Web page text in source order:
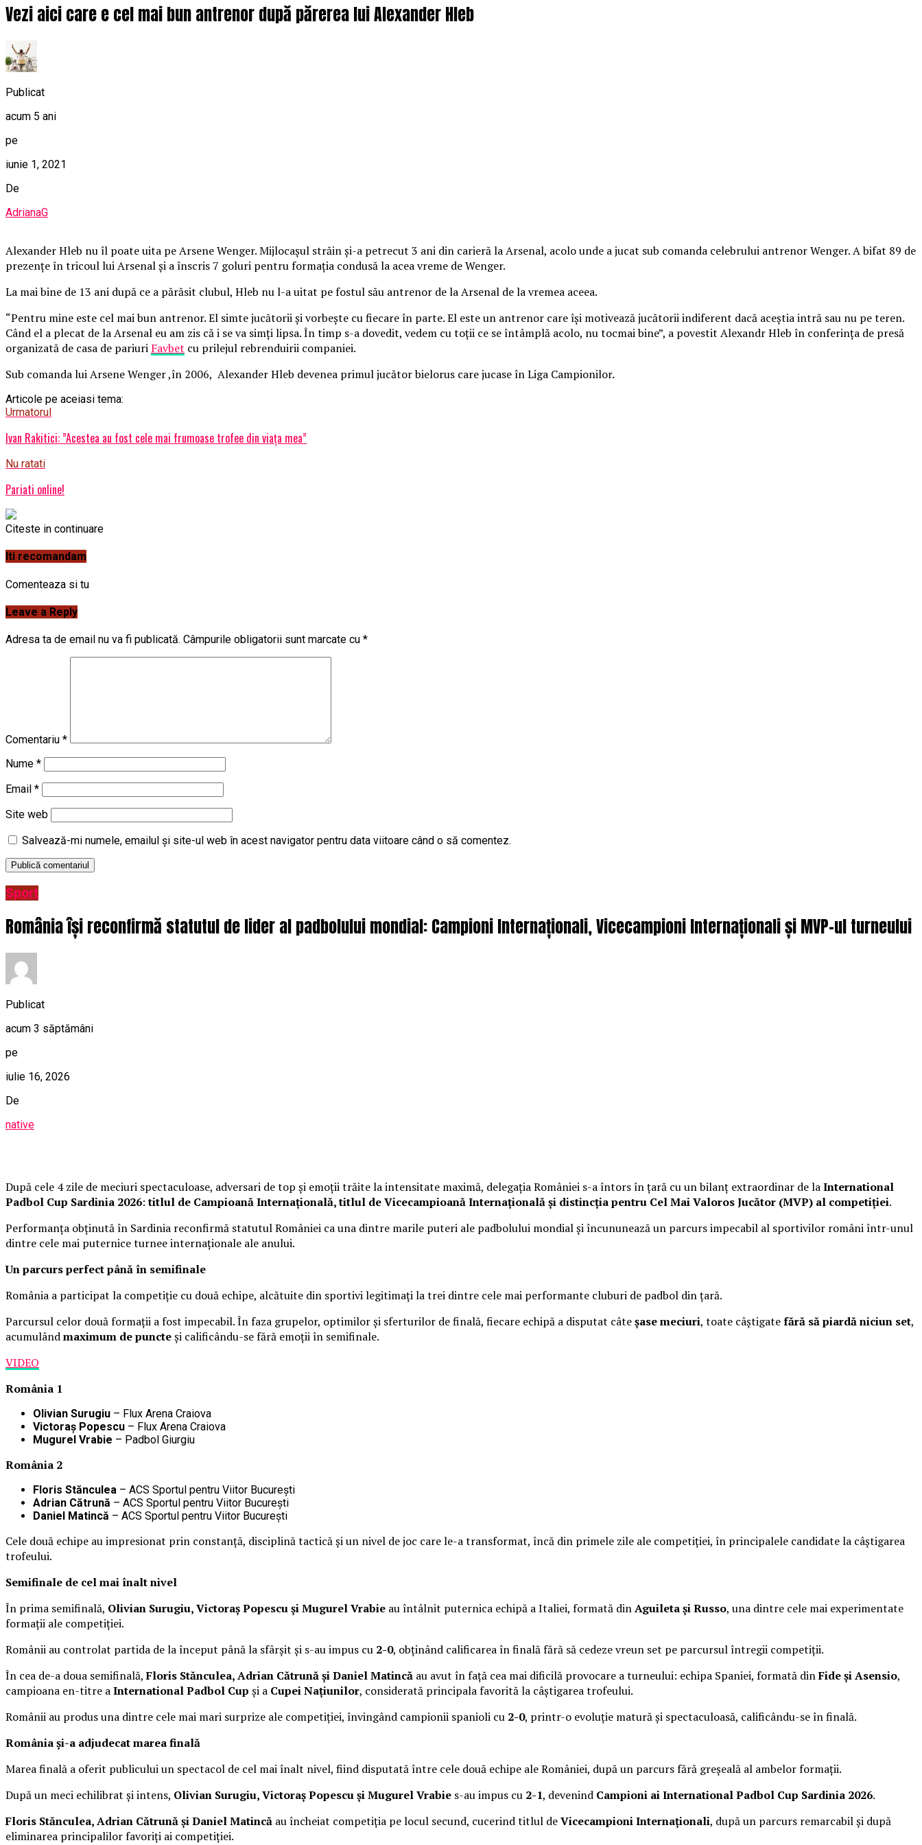
Vezi aici care e cel mai bun antrenor după părerea lui Alexander Hleb
Publicat
acum 5 ani
pe
iunie 1, 2021
De
AdrianaG
Alexander Hleb nu îl poate uita pe Arsene Wenger. Mijlocașul străin și-a petrecut 3 ani din carieră la Arsenal, acolo unde a jucat sub comanda celebrului antrenor Wenger. A bifat 89 de
prezențe în tricoul lui Arsenal și a înscris 7 goluri pentru formația condusă la acea vreme de Wenger.
La mai bine de 13 ani după ce a părăsit clubul, Hleb nu l-a uitat pe fostul său antrenor de la Arsenal de la vremea aceea.
“Pentru mine este cel mai bun antrenor. El simte jucătorii și vorbește cu fiecare în parte. El este un antrenor care își motivează jucătorii indiferent dacă aceștia intră sau nu pe teren.
Când el a plecat de la Arsenal eu am zis că i se va simți lipsa. În timp s-a dovedit, vedem cu toții ce se întâmplă acolo, nu tocmai bine”, a povestit Alexandr Hleb în conferința de presă
organizată de casa de pariuri Favbet cu prilejul rebrenduirii companiei.
Sub comanda lui Arsene Wenger ,în 2006, Alexander Hleb devenea primul jucător bielorus care jucase în Liga Campionilor.
Articole pe aceiasi tema:
Urmatorul
Ivan Rakitici: ”Acestea au fost cele mai frumoase trofee din viața mea”
Nu ratati
Pariati online!
Citeste in continuare
Iti recomandam
Comenteaza si tu
Leave a Reply
Adresa ta de email nu va fi publicată. Câmpurile obligatorii sunt marcate cu *
Comentariu *
Nume *
Email *
Site web
Salvează-mi numele, emailul și site-ul web în acest navigator pentru data viitoare când o să comentez.
Sport
România își reconfirmă statutul de lider al padbolului mondial: Campioni Internaționali, Vicecampioni Internaționali și MVP-ul turneului
Publicat
acum 3 săptămâni
pe
iulie 16, 2026
De
native
După cele 4 zile de meciuri spectaculoase, adversari de top și emoții trăite la intensitate maximă, delegația României s-a întors în țară cu un bilanț extraordinar de laInternational
Padbol Cup Sardinia 2026:titlul de Campioană Internațională, titlul de Vicecampioană Internațională și distincția pentru Cel Mai Valoros Jucător (MVP) al competiției.
Performanța obținută în Sardinia reconfirmă statutul României ca una dintre marile puteri ale padbolului mondial și încununează un parcurs impecabil al sportivilor români într-unul
dintre cele mai puternice turnee internaționale ale anului.
Un parcurs perfect până în semifinale
România a participat la competiție cu două echipe, alcătuite din sportivi legitimați la trei dintre cele mai performante cluburi de padbol din țară.
Parcursul celor două formații a fost impecabil. În faza grupelor, optimilor și sferturilor de finală, fiecare echipă a disputat câteșase meciuri, toate câștigatefără să piardă niciun set,
acumulândmaximum de puncteși calificându-se fără emoții în semifinale.
VIDEO
România 1
Olivian Surugiu – Flux Arena Craiova
Victoraș Popescu – Flux Arena Craiova
Mugurel Vrabie – Padbol Giurgiu
România 2
Floris Stănculea – ACS Sportul pentru Viitor București
Adrian Cătrună – ACS Sportul pentru Viitor București
Daniel Matincă – ACS Sportul pentru Viitor București
Cele două echipe au impresionat prin constanță, disciplină tactică și un nivel de joc care le-a transformat, încă din primele zile ale competiției, în principalele candidate la câștigarea
trofeului.
Semifinale de cel mai înalt nivel
În prima semifinală, Olivian Surugiu, Victoraș Popescu și Mugurel Vrabie au întâlnit puternica echipă a Italiei, formată dinAguileta și Russo, una dintre cele mai experimentate
formații ale competiției.
Românii au controlat partida de la început până la sfârșit și s-au impus cu 2-0, obținând calificarea în finală fără să cedeze vreun set pe parcursul întregii competiții.
În cea de-a doua semifinală,Floris Stănculea, Adrian Cătrună și Daniel Matincă au avut în față cea mai dificilă provocare a turneului: echipa Spaniei, formată dinFide și Asensio,
campioana en-titre aInternational Padbol Cup și a Cupei Națiunilor, considerată principala favorită la câștigarea trofeului.
Românii au produs una dintre cele mai mari surprize ale competiției, învingând campionii spanioli cu 2-0, printr-o evoluție matură și spectaculoasă, calificându-se în finală.
România și-a adjudecat marea finală
Marea finală a oferit publicului un spectacol de cel mai înalt nivel, fiind disputată între cele două echipe ale României, după un parcurs fără greșeală al ambelor formații.
După un meci echilibrat și intens, Olivian Surugiu, Victoraș Popescu și Mugurel Vrabie s-au impus cu 2-1, devenind Campioni ai International Padbol Cup Sardinia 2026.
Floris Stănculea, Adrian Cătrună și Daniel Matincă au încheiat competiția pe locul secund, cucerind titlul deVicecampioni Internaționali, după un parcurs remarcabil și după
eliminarea principalilor favoriți ai competiției.